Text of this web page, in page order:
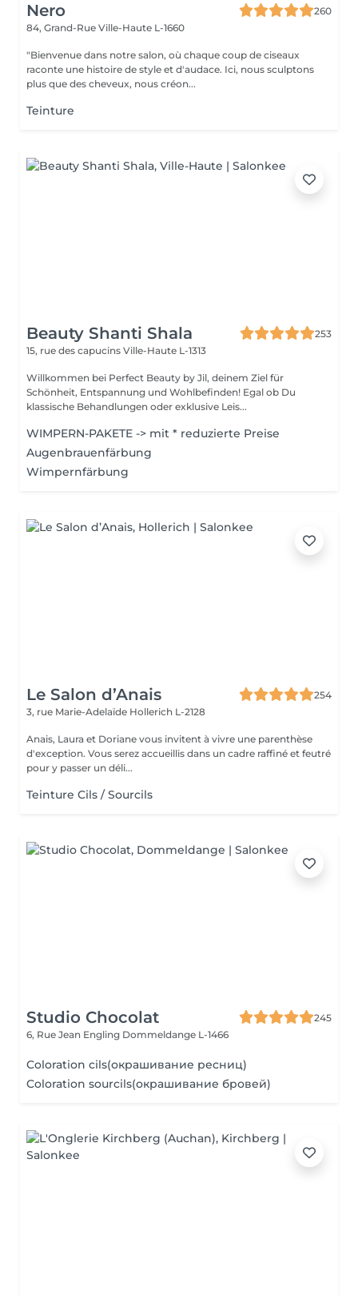
Nero
260
84, Grand-Rue Ville-Haute L-1660
"Bienvenue dans notre salon, où chaque coup de ciseaux
raconte une histoire de style et d'audace. Ici, nous sculptons
plus que des cheveux, nous créon...
Teinture
Beauty Shanti Shala
253
15, rue des capucins Ville-Haute L-1313
Willkommen bei Perfect Beauty by Jil, deinem Ziel für
Schönheit, Entspannung und Wohlbefinden! Egal ob Du
klassische Behandlungen oder exklusive Leis...
WIMPERN-PAKETE -> mit * reduzierte Preise
Augenbrauenfärbung
Wimpernfärbung
Le Salon d’Anais
254
3, rue Marie-Adelaïde Hollerich L-2128
Anais, Laura et Doriane vous invitent à vivre une parenthèse
d'exception. Vous serez accueillis dans un cadre raffiné et feutré
pour y passer un déli...
Teinture Cils / Sourcils
Studio Chocolat
245
6, Rue Jean Engling Dommeldange L-1466
Coloration cils(окрашивание ресниц)
Coloration sourcils(окрашивание бровей)